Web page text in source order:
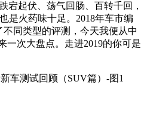
宕起伏、荡气回肠、百转千回，
是火药味十足。2018年车市编
同类型的评测，今天我便从中
一次大盘点。走进2019的你可是